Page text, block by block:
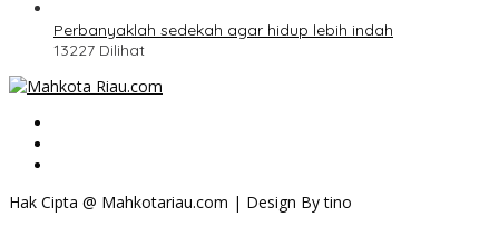
Perbanyaklah sedekah agar hidup lebih indah
13227 Dilihat
Hak Cipta @ Mahkotariau.com | Design By tino